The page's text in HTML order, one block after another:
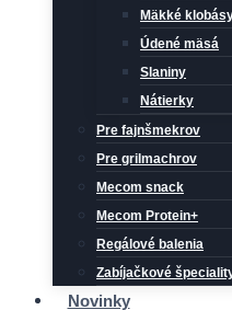
Mäkké
Údené mäsá
Slaniny
Nátierky
Pre fajnšmekrov
Pre grilmachrov
Mecom snack
Mecom Protein+
Regálové balenia
Zabíjačkové
Novinky